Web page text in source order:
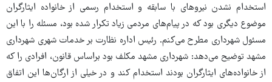
استخدام نشدن نیروهای با سابقه و استخدام رسمی از خانواده ایثارگران
موضوع دیگری بود که در پیام‌های مردمی زیاد تکرار شده بود، مسئله را با این
مسئول شهرداری مطرح می‌کنم. رئیس اداره نظارت بر خدمات شهری شهرداری
مشهد توضیح می‌دهد: شهرداری مشهد مکلف بود براساس قانون، افرادی را که
از خانواده‌های ایثارگران بودند استخدام کند و در خیلی از ارگان‌ها این اتفاق